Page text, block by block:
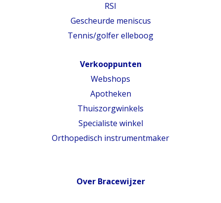
RSI
Gescheurde meniscus
Tennis/golfer elleboog
Verkooppunten
Webshops
Apotheken
Thuiszorgwinkels
Specialiste winkel
Orthopedisch instrumentmaker
Over Bracewijzer